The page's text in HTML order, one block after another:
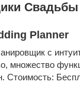
Свадьбы
Planner
с
множество
Стоимость: